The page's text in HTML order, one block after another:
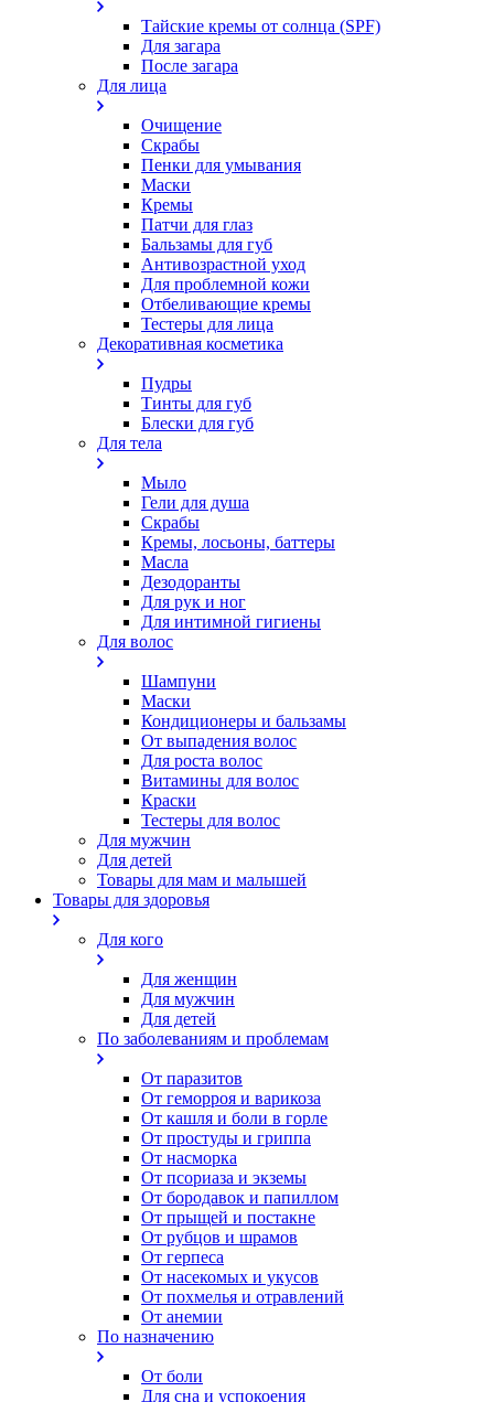
Тайские кремы от солнца (SPF)
Для загара
После загара
Для лица
Очищение
Скрабы
Пенки для умывания
Маски
Кремы
Патчи для глаз
Бальзамы для губ
Антивозрастной уход
Для проблемной кожи
Oтбеливающие кремы
Тестеры для лица
Декоративная косметика
Пудры
Тинты для губ
Блески для губ
Для тела
Мыло
Гели для душа
Скрабы
Кремы, лосьоны, баттеры
Масла
Дезодоранты
Для рук и ног
Для интимной гигиены
Для волос
Шампуни
Маски
Кондиционеры и бальзамы
От выпадения волос
Для роста волос
Витамины для волос
Краски
Тестеры для волос
Для мужчин
Для детей
Товары для мам и малышей
Товары для здоровья
Для кого
Для женщин
Для мужчин
Для детей
По заболеваниям и проблемам
От паразитов
Oт геморроя и варикоза
От кашля и боли в горле
От простуды и гриппа
От насморка
Oт псориаза и экземы
От бородавок и папиллом
От прыщей и постакне
От рубцов и шрамов
От герпеса
От насекомых и укусов
От похмелья и отравлений
От анемии
По назначению
От боли
Для сна и успокоения